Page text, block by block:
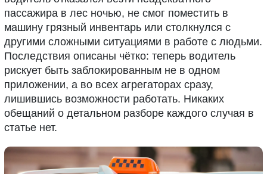
пассажира в лес ночью, не смог поместить в
машину грязный инвентарь или столкнулся с
другими сложными ситуациями в работе с людьми.
Последствия описаны чётко: теперь водитель
рискует быть заблокированным не в одном
приложении, а во всех агрегаторах сразу,
лишившись возможности работать. Никаких
обещаний о детальном разборе каждого случая в
статье нет.